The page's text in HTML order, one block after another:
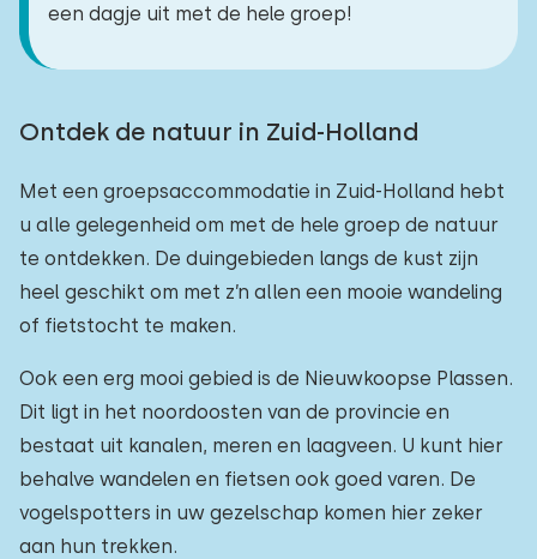
een dagje uit met de hele groep!
Ontdek de natuur in Zuid-Holland
Met een groepsaccommodatie in Zuid-Holland hebt
u alle gelegenheid om met de hele groep de natuur
te ontdekken. De duingebieden langs de kust zijn
heel geschikt om met z’n allen een mooie wandeling
of fietstocht te maken.
Ook een erg mooi gebied is de Nieuwkoopse Plassen.
Dit ligt in het noordoosten van de provincie en
bestaat uit kanalen, meren en laagveen. U kunt hier
behalve wandelen en fietsen ook goed varen. De
vogelspotters in uw gezelschap komen hier zeker
aan hun trekken.